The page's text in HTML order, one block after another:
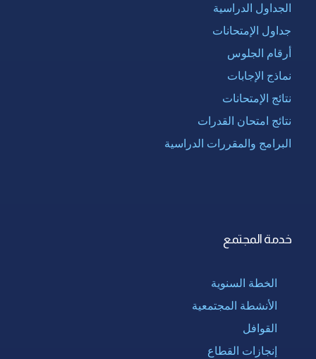
الجداول الدراسية
جداول الإمتحانات
أرقام الجلوس
نماذج الإجابات
نتائج الإمتحانات
نتائج امتحان القدرات
البرامج والمقررات الدراسية
خدمة المجتمع
الخطة السنوية
الأنشطة المجتمعية
القوافل
إنجازات القطاع